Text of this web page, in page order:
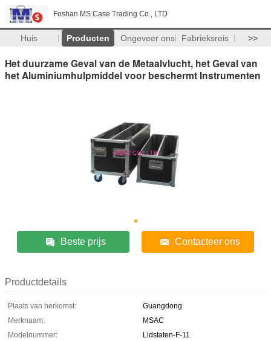
Foshan MS Case Trading Co., LTD
Huis Producten Ongeveer ons Fabrieksreis >>
Het duurzame Geval van de Metaalvlucht, het Geval van
het Aluminiumhulpmiddel voor beschermt Instrumenten
Beste prijs Contacteer ons
Productdetails
Plaats van herkomst:
Guangdong
Merknaam:
MSAC
Modelnummer:
Lidstaten-F-11